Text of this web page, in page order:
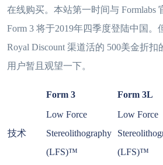
在线购买。本站第一时间与 Formlabs
Form 3 将于2019年四季度登陆中国。
Royal Discount 渠道活的 500美金折
用户暂且观望一下。
Form 3 Form 3L
技术
Low Force
Stereolithography
(LFS)™
Low Force
(LFS)™